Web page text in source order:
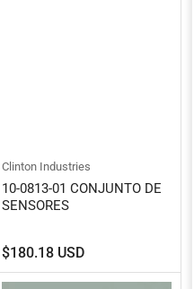
Clinton Industries
10-0813-01 CONJUNTO DE
SENSORES
Precio
regular
$180.18 USD